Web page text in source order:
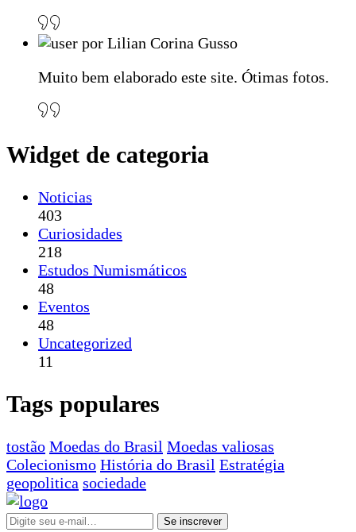
por Lilian Corina Gusso
Muito bem elaborado este site. Ótimas fotos.
Widget de categoria
Noticias
403
Curiosidades
218
Estudos Numismáticos
48
Eventos
48
Uncategorized
11
Tags populares
tostão Moedas do Brasil Moedas valiosas
Colecionismo História do Brasil Estratégia
geopolitica sociedade
Se inscrever